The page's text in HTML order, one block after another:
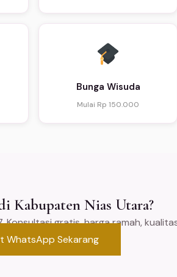
Bunga Wisuda
Mulai Rp 150.000
Kabupaten Nias Utara?
Konsultasi gratis, harga ramah,
WhatsApp Sekarang